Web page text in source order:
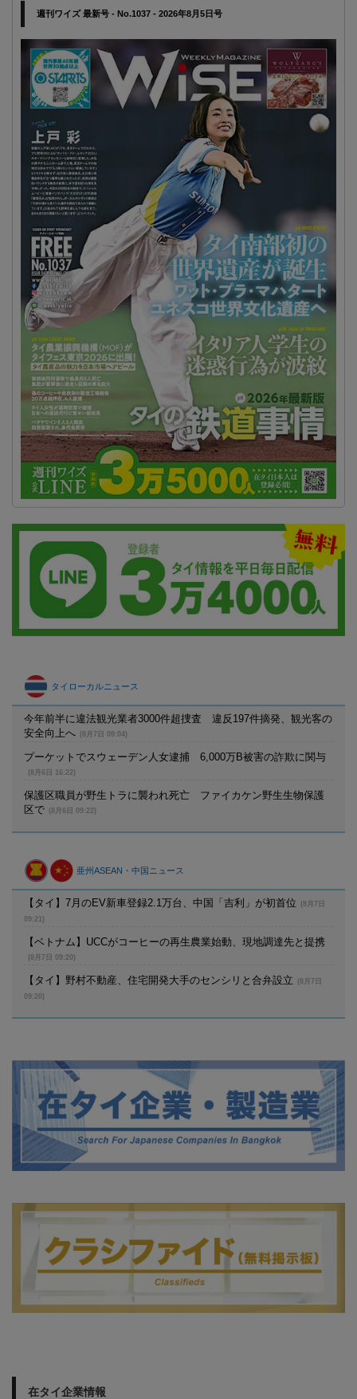
週刊ワイズ 最新号 - No.1037 - 2026年8月5日号
タイローカルニュース
今年前半に違法観光業者3000件超捜査 違反197件摘発、観光客の
安全向上へ
(8月7日 09:04)
プーケットでスウェーデン人女逮捕 6,000万B被害の詐欺に関与
(8月6日 16:22)
保護区職員が野生トラに襲われ死亡 ファイカケン野生生物保護
区で
(8月6日 09:22)
亜州ASEAN・中国ニュース
【タイ】7月のEV新車登録2.1万台、中国「吉利」が初首位
(8月7日
09:21)
【ベトナム】UCCがコーヒーの再生農業始動、現地調達先と提携
(8月7日 09:20)
【タイ】野村不動産、住宅開発大手のセンシリと合弁設立
(8月7日
09:20)
在タイ企業情報